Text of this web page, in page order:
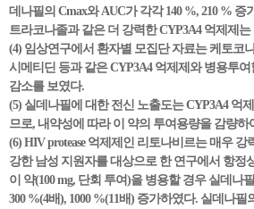
데나필의 Cmax와 AUC가 각각 140 %, 210 % 증
트라코나졸과 같은 더 강력한 CYP3A4 억제제
(4) 임상연구에서 환자별 모집단 자료는 케토코
시메티딘 등과 같은 CYP3A4 억제제와 병용투
감소를 보였다.
(5) 실데나필에 대한 전신 노출도는 CYP3A4 억
므로, 내약성에 따라 이 약의 투여용량을 감량하
(6) HIV protease 억제제인 리토나비르는 매우 강
강한 남성 지원자를 대상으로 한 연구에서 항정
이 약(100 mg, 단회 투여)을 병용할 경우 실데나
300 %(4배), 1000 %(11배) 증가하였다. 실데나